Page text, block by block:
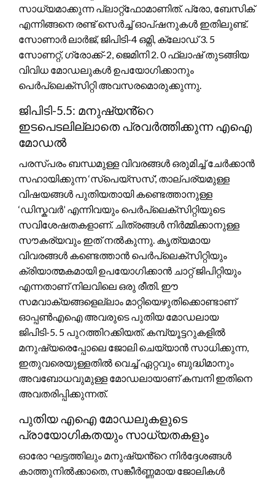
സാധ്യമാക്കുന്ന പ്ലാറ്റ്‌ഫോമാണിത്. പ്രോ, ബേസിക്
എന്നിങ്ങനെ രണ്ട് സെർച്ച് ഓപ്ഷനുകൾ ഇതിലുണ്ട്.
സോണാർ ലാർജ്, ജിപിടി-4 ഒമ്നി, ക്ലോഡ് 3. 5
സോണറ്റ്, ഗ്രോക്ക്-2, ജെമിനി 2. 0 ഫ്ലാഷ് തുടങ്ങിയ
വിവിധ മോഡലുകൾ ഉപയോഗിക്കാനും
പെർപ്ലെക്സിറ്റി അവസരമൊരുക്കുന്നു.
ജിപിടി-5.5: മനുഷ്യൻ്റെ
ഇടപെടലില്ലാതെ പ്രവർത്തിക്കുന്ന എഐ
മോഡൽ
പരസ്പരം ബന്ധമുള്ള വിവരങ്ങൾ ഒരുമിച്ച് ചേർക്കാൻ
സഹായിക്കുന്ന ‘സ്‌പെയ്‌സസ്’, താല്പര്യമുള്ള
വിഷയങ്ങൾ പുതിയതായി കണ്ടെത്താനുള്ള
‘ഡിസ്കവർ’ എന്നിവയും പെർപ്ലെക്സിറ്റിയുടെ
സവിശേഷതകളാണ്. ചിത്രങ്ങൾ നിർമ്മിക്കാനുള്ള
സൗകര്യവും ഇത് നൽകുന്നു. കൃത്യമായ
വിവരങ്ങൾ കണ്ടെത്താൻ പെർപ്ലെക്സിറ്റിയും
ക്രിയാത്മകമായി ഉപയോഗിക്കാൻ ചാറ്റ് ജിപിറ്റിയും
എന്നതാണ് നിലവിലെ ഒരു രീതി. ഈ
സമവാക്യങ്ങളെല്ലാം മാറ്റിയെഴുതിക്കൊണ്ടാണ്
ഓപ്പൺഎഐ അവരുടെ പുതിയ മോഡലായ
ജിപിടി-5. 5 പുറത്തിറക്കിയത്. കമ്പ്യൂട്ടറുകളിൽ
മനുഷ്യരെപ്പോലെ ജോലി ചെയ്യാൻ സാധിക്കുന്ന,
ഇതുവരെയുള്ളതിൽ വെച്ച് ഏറ്റവും ബുദ്ധിമാനും
അവബോധവുമുള്ള മോഡലായാണ് കമ്പനി ഇതിനെ
അവതരിപ്പിക്കുന്നത്.
പുതിയ എഐ മോഡലുകളുടെ
പ്രായോഗികതയും സാധ്യതകളും
ഓരോ ഘട്ടത്തിലും മനുഷ്യൻ്റെ നിർദ്ദേശങ്ങൾ
കാത്തുനിൽക്കാതെ, സങ്കീർണ്ണമായ ജോലികൾ